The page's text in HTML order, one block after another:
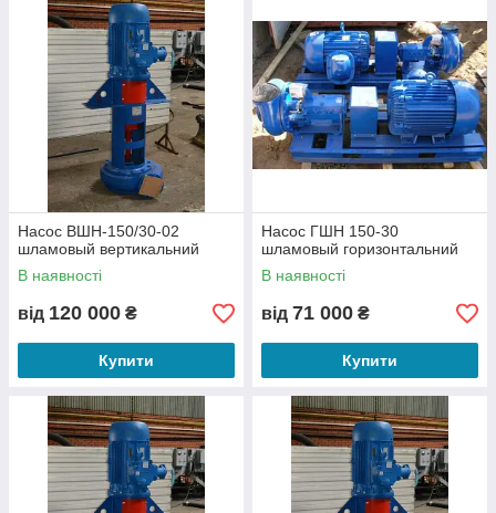
Насос ВШН-150/30-02
шламовый вертикальний
В наявності
від 120 000 ₴
Купити
Насос ГШН 150-30
шламовый горизонтальний
В наявності
від 71 000 ₴
Купити